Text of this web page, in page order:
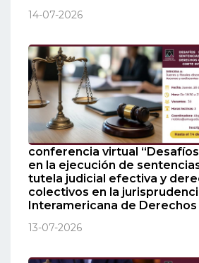
14-07-2026
conferencia virtual
en la ejecución de
tutela judicial efectiva y
colectivos en la
Interamericana de Derechos
13-07-2026